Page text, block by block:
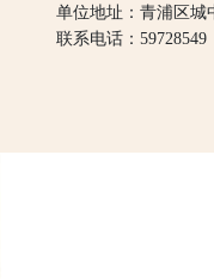
单位地址：青浦区城
联系电话：59728549